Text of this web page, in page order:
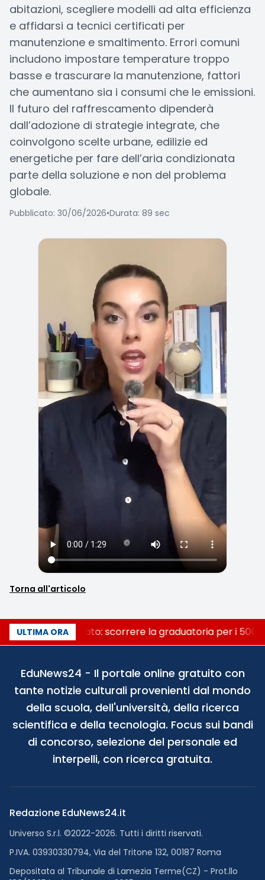
abitazioni, scegliere modelli ad alta efficienza
e affidarsi a tecnici certificati per
manutenzione e smaltimento. Errori comuni
includono impostare temperature troppo
basse e trascurare la manutenzione, fattori
che aumentano sia i consumi che le emissioni.
Il futuro del raffrescamento dipenderà
dall’adozione di strategie integrate, che
coinvolgono scelte urbane, edilizie ed
energetiche per fare dell’aria condizionata
parte della soluzione e non del problema
globale.
Pubblicato: 30/06/2026•Durata: 89 sec
Torna all'articolo
ULTIMA ORA
Consiglio di Stato: scorrere la graduatoria per i 500
EduNews24 - Il portale online gratuito con
tante notizie culturali provenienti dal mondo
della scuola, dell'università, della ricerca
scientifica e della tecnologia. Focus sui bandi
di concorso, selezione del personale ed
interpelli, con ricerca gratuita.
Redazione EduNews24.it
Universo S.r.l. ©2022-2026. Tutti i diritti riservati.
P.IVA. 03930330794, Via del Tritone 132, 00187 Roma
Depositata al Tribunale di Lamezia Terme(CZ) - Prot.llo